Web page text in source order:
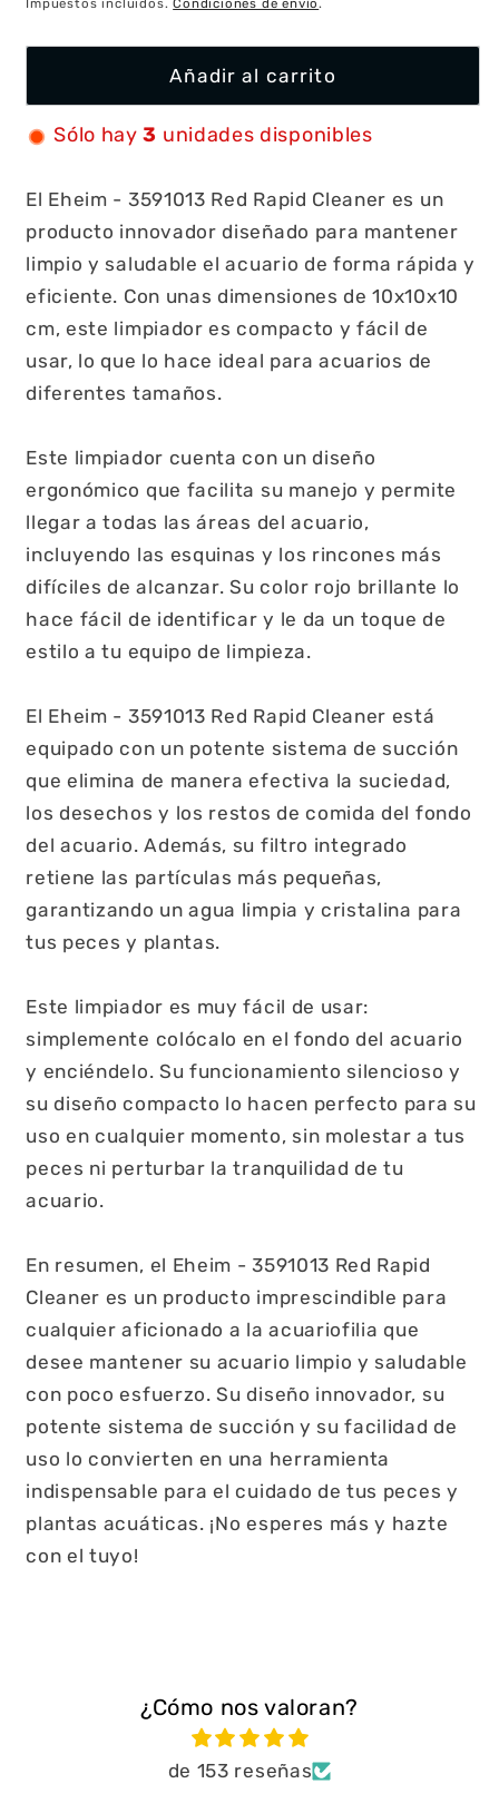
Impuestos incluidos.Condiciones de envío.
Añadir al carrito
Sólo hay 3 unidades disponibles
El Eheim - 3591013 Red Rapid Cleaner es un
producto innovador diseñado para mantener
limpio y saludable el acuario de forma rápida y
eficiente. Con unas dimensiones de 10x10x10
cm, este limpiador es compacto y fácil de
usar, lo que lo hace ideal para acuarios de
diferentes tamaños.
Este limpiador cuenta con un diseño
ergonómico que facilita su manejo y permite
llegar a todas las áreas del acuario,
incluyendo las esquinas y los rincones más
difíciles de alcanzar. Su color rojo brillante lo
hace fácil de identificar y le da un toque de
estilo a tu equipo de limpieza.
El Eheim - 3591013 Red Rapid Cleaner está
equipado con un potente sistema de succión
que elimina de manera efectiva la suciedad,
los desechos y los restos de comida del fondo
del acuario. Además, su filtro integrado
retiene las partículas más pequeñas,
garantizando un agua limpia y cristalina para
tus peces y plantas.
Este limpiador es muy fácil de usar:
simplemente colócalo en el fondo del acuario
y enciéndelo. Su funcionamiento silencioso y
su diseño compacto lo hacen perfecto para su
uso en cualquier momento, sin molestar a tus
peces ni perturbar la tranquilidad de tu
acuario.
En resumen, el Eheim - 3591013 Red Rapid
Cleaner es un producto imprescindible para
cualquier aficionado a la acuariofilia que
desee mantener su acuario limpio y saludable
con poco esfuerzo. Su diseño innovador, su
potente sistema de succión y su facilidad de
uso lo convierten en una herramienta
indispensable para el cuidado de tus peces y
plantas acuáticas. ¡No esperes más y hazte
con el tuyo!
¿Cómo nos valoran?
de 153 reseñas